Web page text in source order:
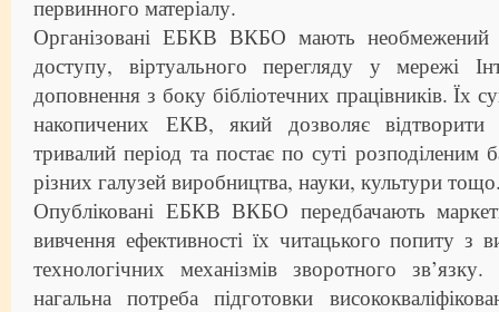
первинного матеріалу.
Організовані ЕБКВ ВКБО мають необмежений
доступу, віртуального перегляду у мережі
доповнення з боку бібліотечних працівників. Їх
накопичених ЕКВ, який дозволяє відтворити
тривалий період та постає по суті розподіленим
різних галузей виробництва, науки, культури
Опубліковані ЕБКВ ВКБО передбачають
вивчення ефективності їх читацького попиту з
технологічних механізмів зворотного
нагальна потреба підготовки